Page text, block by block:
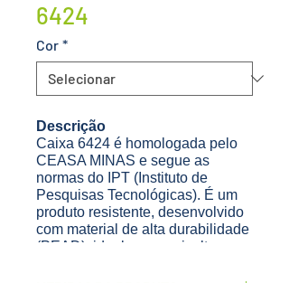
6424
Cor *
Descrição
Caixa 6424 é homologada pelo
CEASA MINAS e segue as
normas do IPT (Instituto de
Pesquisas Tecnológicas). É um
produto resistente, desenvolvido
com material de alta durabilidade
(PEAD), ideal para agricultura,